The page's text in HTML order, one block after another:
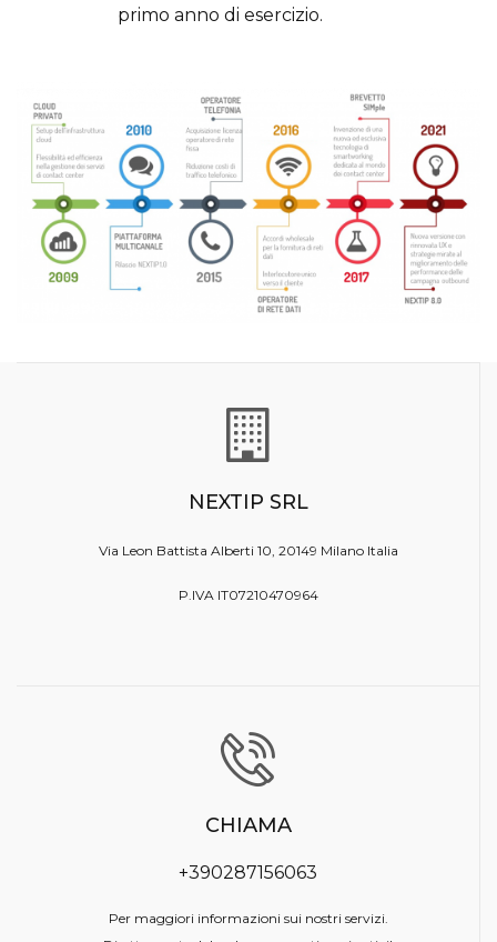
primo anno di esercizio.
NEXTIP SRL
Via Leon Battista Alberti 10, 20149 Milano Italia
P.IVA IT07210470964
CHIAMA
+390287156063
Per maggiori informazioni sui nostri servizi.